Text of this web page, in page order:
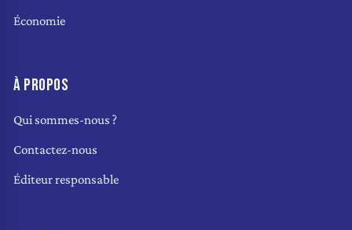
Économie
À PROPOS
Qui sommes-nous ?
Contactez-nous
Éditeur responsable